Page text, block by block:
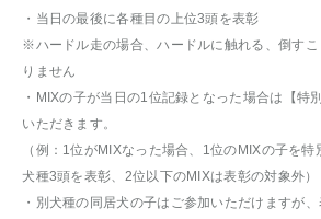
・当日の最後に各種目の上位3頭を表彰
※ハードル走の場合、ハードルに触れる、倒す
りません
・MIXの子が当日の1位記録となった場合は【特
いただきます。
（例：1位がMIXなった場合、1位のMIXの子を
犬種3頭を表彰、2位以下のMIXは表彰の対象外）
・別犬種の同居犬の子はご参加いただけますが